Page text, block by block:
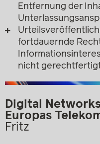
Entfernung der
fortdauernde
nicht
Digital
Europas
Fritz